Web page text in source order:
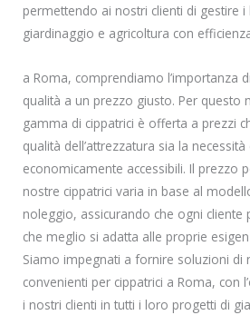
permettendo ai nostri clienti di gestire
giardinaggio e agricoltura con
a Roma, comprendiamo l’importanza
qualità a un prezzo giusto. Per questo
gamma di cippatrici è offerta a prezzi
qualità dell’attrezzatura sia la
economicamente accessibili. Il prezzo
nostre cippatrici varia in base al
noleggio, assicurando che ogni cliente
che meglio si adatta alle proprie
Siamo impegnati a fornire soluzioni di
convenienti per cippatrici a Roma, con
i nostri clienti in tutti i loro progetti di